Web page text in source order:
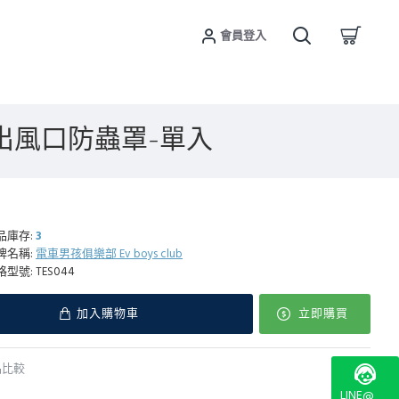
會員登入
風口防蟲罩-單入
庫存: 3
名稱: 電車男孩俱樂部 Ev boys club
型號: TES044
加入購物車 立即購買
較
LINE@